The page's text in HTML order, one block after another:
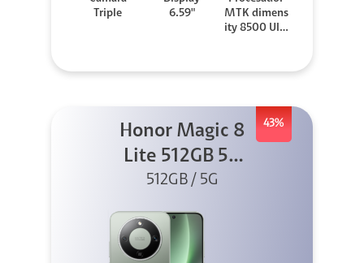
Triple
6.59"
MTK dimens
ity 8500 Ultr
43%
Honor Magic 8
Lite 512GB 5G
Verde
512GB / 5G